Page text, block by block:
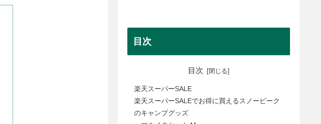
目次
目次
楽天スーパーSALE
楽天スーパーSALEでお得に買えるスノーピーク
のキャンプグッズ